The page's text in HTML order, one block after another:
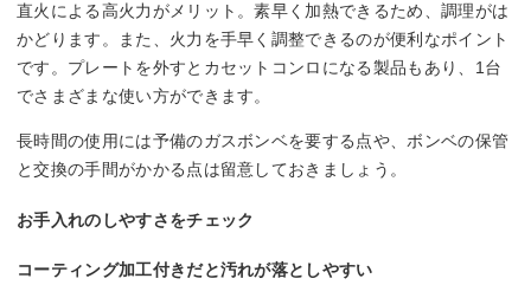
直火による高火力がメリット。素早く加熱できるため、調理がは
かどります。また、火力を手早く調整できるのが便利なポイント
です。プレートを外すとカセットコンロになる製品もあり、1台
でさまざまな使い方ができます。
長時間の使用には予備のガスボンベを要する点や、ボンベの保管
と交換の手間がかかる点は留意しておきましょう。
お手入れのしやすさをチェック
コーティング加工付きだと汚れが落としやすい